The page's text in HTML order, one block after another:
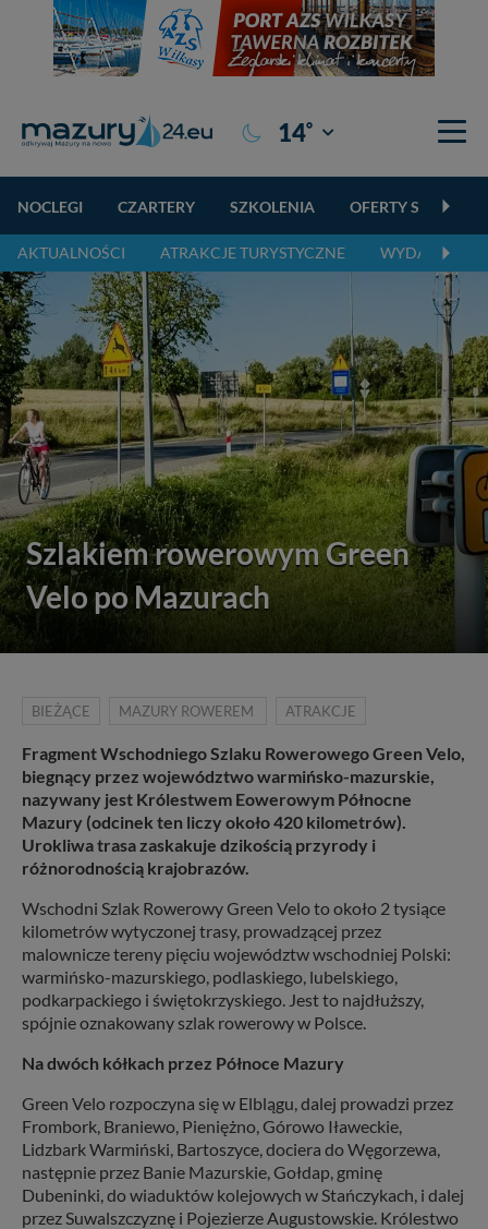
14° Giżycko
NOCLEGI CZARTERY SZKOLENIA OFERTY
AKTUALNOŚCI ATRAKCJE TURYSTYCZNE WYDARZENIA
Szlakiem rowerowym Green
Velo po Mazurach
BIEŻĄCE MAZURY ROWEREM ATRAKCJE
Fragment Wschodniego Szlaku Rowerowego Green Velo,
biegnący przez województwo warmińsko-mazurskie,
nazywany jest Królestwem Eowerowym Północne
Mazury (odcinek ten liczy około 420 kilometrów).
Urokliwa trasa zaskakuje dzikością przyrody i
różnorodnością krajobrazów.
Wschodni Szlak Rowerowy Green Velo to około 2 tysiące
kilometrów wytyczonej trasy, prowadzącej przez
malownicze tereny pięciu województw wschodniej Polski:
warmińsko-mazurskiego, podlaskiego, lubelskiego,
podkarpackiego i świętokrzyskiego. Jest to najdłuższy,
spójnie oznakowany szlak rowerowy w Polsce.
Na dwóch kółkach przez Północe Mazury
Green Velo rozpoczyna się w Elblągu, dalej prowadzi przez
Frombork, Braniewo, Pieniężno, Górowo Iławeckie,
Lidzbark Warmiński, Bartoszyce, dociera do Węgorzewa,
następnie przez Banie Mazurskie, Gołdap, gminę
Dubeninki, do wiaduktów kolejowych w Stańczykach, i dalej
przez Suwalszczyznę i Pojezierze Augustowskie. Królestwo